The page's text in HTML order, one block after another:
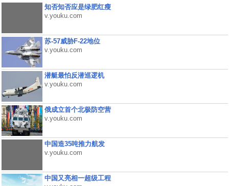
知否知否应是绿肥红瘦
v.youku.com
苏-57威胁F-22地位
v.youku.com
潜艇最怕反潜巡逻机
v.youku.com
俄成立首个北极防空营
v.youku.com
中国造35吨推力航发
v.youku.com
中国又亮相一超级工程